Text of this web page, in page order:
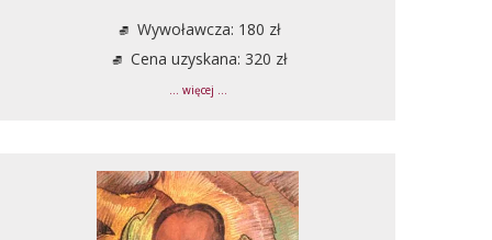
Wywoławcza: 180 zł
Cena uzyskana: 320 zł
... więcej ...